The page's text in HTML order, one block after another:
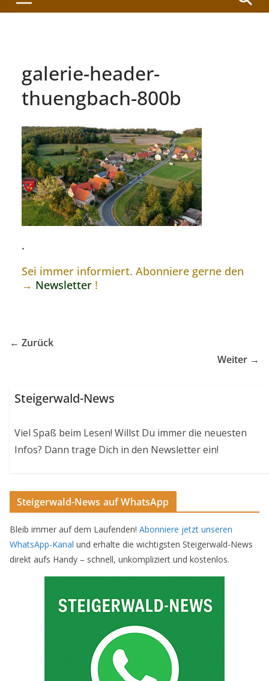
galerie-header-
thuengbach-800b
.
Sei immer informiert. Abonniere gerne den
→ Newsletter !
← Zurück
Weiter →
Steigerwald-News
Viel Spaß beim Lesen! Willst Du immer die neuesten
Infos? Dann trage Dich in den Newsletter ein!
Steigerwald-News auf WhatsApp
Bleib immer auf dem Laufenden! Abonniere jetzt unseren
WhatsApp-Kanal und erhalte die wichtigsten Steigerwald-News
direkt aufs Handy – schnell, unkompliziert und kostenlos.